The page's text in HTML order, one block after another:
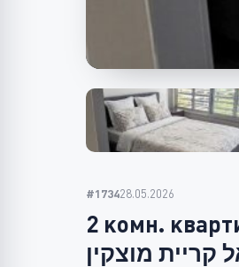
#173428.05.2026
2 комн.